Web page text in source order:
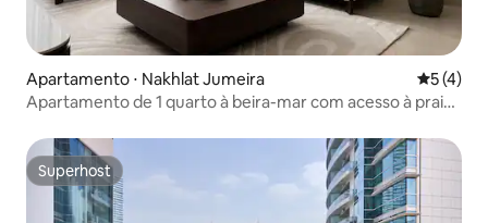
Apartamento ⋅ Nakhlat Jumeira 5 de
5 (4)
Apartamento de 1 quarto à beira-mar com acesso à praia
Superhost
Superhost